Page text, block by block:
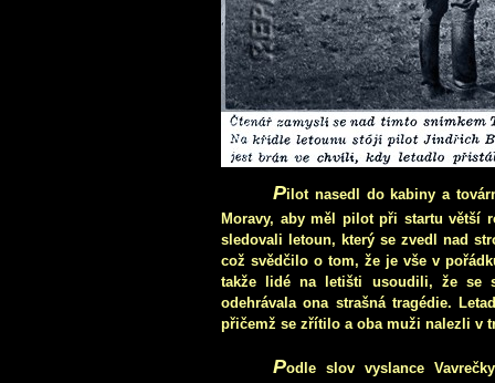
Pilot nasedl do kabiny a
Moravy, aby měl pilot při startu větší
sledovali letoun, který se zvedl nad
což svědčilo o tom, že je vše v
takže lidé na letišti usoudili, že se
odehrávala ona strašná tragédie.
přičemž se zřítilo a oba muži nalezli v
Podle slov vyslance